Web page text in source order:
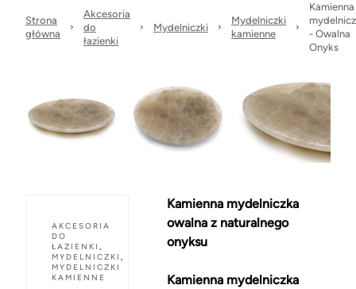
Strona
główna
Akcesoria
do
łazienki
Mydelniczki
Mydelniczki
kamienne
Kamienna
- Owalna
Onyks
AKCESORIA
DO
ŁAZIENKI ,
MYDELNICZKI ,
MYDELNICZKI
KAMIENNE
Kamienna mydelniczka
owalna z naturalnego
onyksu
Kamienna mydelniczka